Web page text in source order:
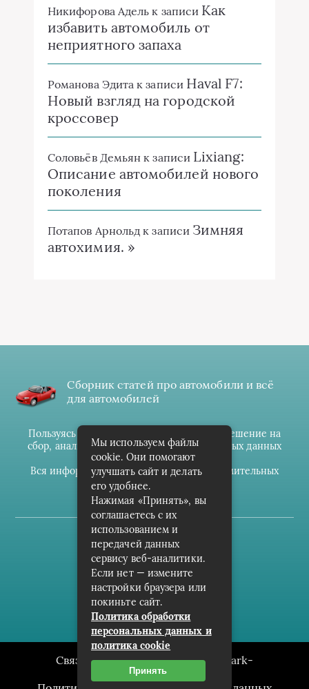
Никифорова Адель к записи Как
избавить автомобиль от
неприятного запаха
Романова Эдита к записи Haval F7:
Новый взгляд на городской
кроссовер
Соловьёв Демьян к записи Lixiang:
Описание автомобилей нового
поколения
Потапов Арнольд к записи Зимняя
автохимия. »
Сборник статей про автомобили и всё
для автомобилей
Пользуясь данным ресурсом вы даёте разрешение на
сбор, анализ и хранение своих персональных данных
согласноПравилам
Вся информация предоставлена в ознакомительных
целях.
(c) cpark-avto.ru
Карта сайта
О проекте
Архив
Связаться с редакцией сайта: cpark-
avto.ru@mailwebsite.ru
Мы используем файлы
cookie. Они помогают
улучшать сайт и делать
его удобнее.
Нажимая «Принять», вы
соглашаетесь с их
использованием и
передачей данных
сервису веб-аналитики.
Если нет — измените
настройки браузера или
покиньте сайт.
Политика обработки
персональных данных и
политика cookie
Принять